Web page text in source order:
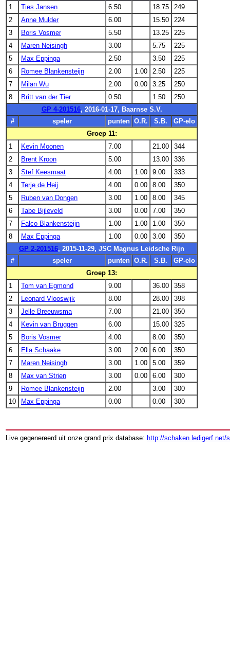
1
Ties Jansen 6.50 18.75
249
2
Anne Mulder 6.00 15.50
224
3
Boris Vosmer 5.50 13.25
225
4
Maren Neisingh 3.00 5.75
225
5
Max Eppinga 2.50 3.50
225
6
Romee Blankensteijn 2.00 1.00 2.50
225
7
Milan Wu 2.00 0.00 3.25
250
8
Britt van der Tier 0.50 1.50
250
GP 4-201516, 2016-01-17, Baarnse S.V.
#
speler punten O.R. S.B.
GP-elo
Groep 11:
1
Kevin Moonen 7.00 21.00
344
2
Brent Kroon 5.00 13.00
336
3
Stef Keesmaat 4.00 1.00 9.00
333
4
Terje de Heij 4.00 0.00 8.00
350
5
Ruben van Dongen 3.00 1.00 8.00
345
6
Tabe Bijleveld 3.00 0.00 7.00
350
7
Falco Blankensteijn 1.00 1.00 1.00
350
8
Max Eppinga 1.00 0.00 3.00
350
GP 2-201516, 2015-11-29, JSC Magnus Leidsche Rijn
#
speler punten O.R. S.B.
GP-elo
Groep 13:
1
Tom van Egmond 9.00 36.00
358
2
Leonard Vlooswijk 8.00 28.00
398
3
Jelle Breeuwsma 7.00 21.00
350
4
Kevin van Bruggen 6.00 15.00
325
5
Boris Vosmer 4.00 8.00
350
6
Ella Schaake 3.00 2.00 6.00
350
7
Maren Neisingh 3.00 1.00 5.00
359
8
Max van Strien 3.00 0.00 6.00
300
9
Romee Blankensteijn 2.00 3.00
300
10
Max Eppinga 0.00 0.00 300
Live gegenereerd uit onze grand prix database: http://schaken.ledigerf.net/